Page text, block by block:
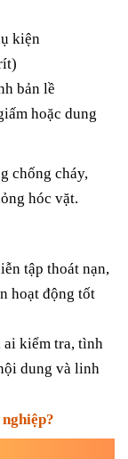
kiện
bản lề
hoặc dung
chống cháy,
hóc vặt.
tập thoát nạn,
hoạt động tốt
kiểm tra, tình
dung và linh